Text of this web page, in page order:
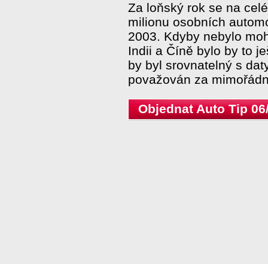
Za loňský rok se na
milionu osobních
2003. Kdyby nebylo
Indii a Číně bylo by to
by byl srovnatelný s
považován za
Objednat Auto Tip